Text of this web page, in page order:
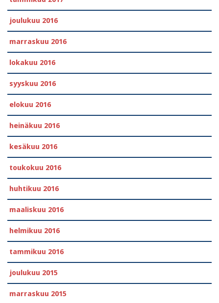
joulukuu 2016
marraskuu 2016
lokakuu 2016
syyskuu 2016
elokuu 2016
heinäkuu 2016
kesäkuu 2016
toukokuu 2016
huhtikuu 2016
maaliskuu 2016
helmikuu 2016
tammikuu 2016
joulukuu 2015
marraskuu 2015